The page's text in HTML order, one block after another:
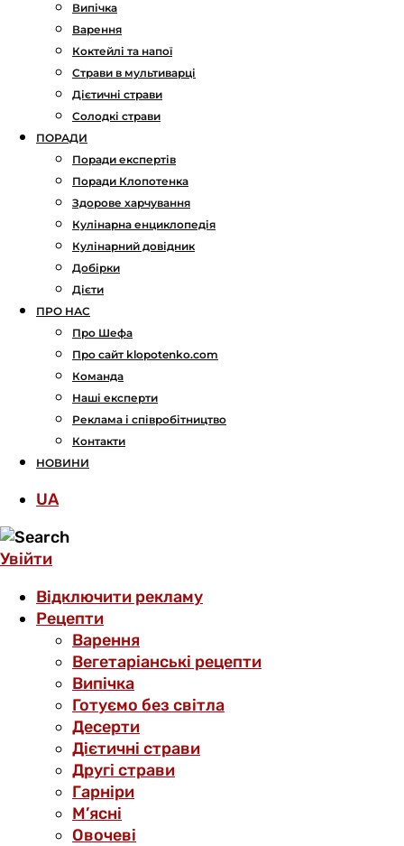
Випічка
Варення
Коктейлі та напої
Страви в мультиварці
Дієтичні страви
Солодкі страви
ПОРАДИ
Поради експертів
Поради Клопотенка
Здорове харчування
Кулінарна енциклопедія
Кулінарний довідник
Добірки
Дієти
ПРО НАС
Про Шефа
Про сайт klopotenko.com
Команда
Наші експерти
Реклама і співробітництво
Контакти
НОВИНИ
UA
Увійти
Відключити рекламу
Рецепти
Варення
Вегетаріанські рецепти
Випічка
Готуємо без світла
Десерти
Дієтичні страви
Другі страви
Гарніри
М’ясні
Овочеві